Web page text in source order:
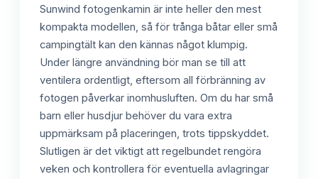
Sunwind fotogenkamin är inte heller den mest
kompakta modellen, så för trånga båtar eller små
campingtält kan den kännas något klumpig.
Under längre användning bör man se till att
ventilera ordentligt, eftersom all förbränning av
fotogen påverkar inomhusluften. Om du har små
barn eller husdjur behöver du vara extra
uppmärksam på placeringen, trots tippskyddet.
Slutligen är det viktigt att regelbundet rengöra
veken och kontrollera för eventuella avlagringar